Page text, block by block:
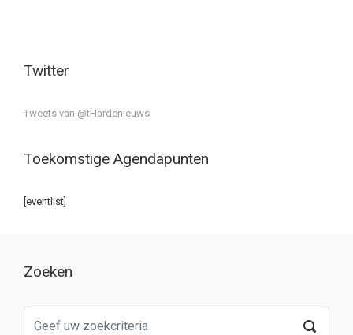
Twitter
Tweets van @tHardenieuws
Toekomstige Agendapunten
[eventlist]
Zoeken